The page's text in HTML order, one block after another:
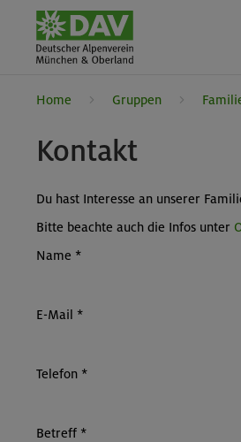
Home Gruppen
Kontakt
Du hast Interesse an unserer
Bitte beachte auch die Infos unter
Name *
E-Mail *
Telefon *
Betreff *